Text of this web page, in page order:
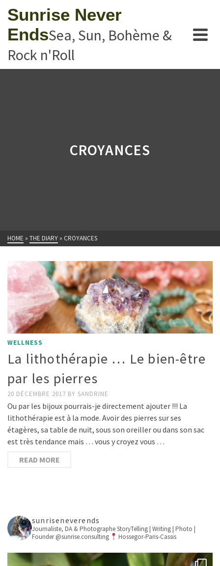
Sunrise Never
EndsSea, Sun, Bohème &
Rock n'Roll
CROYANCES
HOME » THE DIARY » CROYANCES
WELLNESS
La lithothérapie … Le bien-être
par les pierres
20 DÉCEMBRE 2017 BY SANDRINE
Ou par les bijoux pourrais-je directement ajouter !!! La
lithothérapie est à la mode. Avoir des pierres sur ses
étagères, sa table de nuit, sous son oreiller ou dans son sac
est très tendance mais … vous y croyez vous …
READ MORE
sunriseneverends
Journaliste, DA & PhotographeStoryTelling | Writing | Photo |
Founder @sunrise.consulting
Hossegor-Paris-Cassis